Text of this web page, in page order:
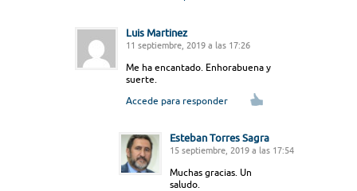
Luis Martinez
11 septiembre, 2019 a las 17:26
Me ha encantado. Enhorabuena y
suerte.
Accede para responder
Esteban Torres Sagra
15 septiembre, 2019 a las 17:54
Muchas gracias. Un
saludo.